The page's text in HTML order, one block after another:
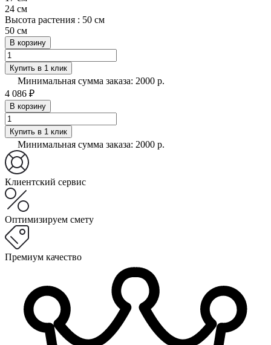
24 см
Высота растения : 50 см
50 см
В корзину
Купить в 1 клик
Минимальная сумма заказа: 2000 р.
4 086 ₽
В корзину
Купить в 1 клик
Минимальная сумма заказа: 2000 р.
Клиентский сервис
Оптимизируем смету
Премиум качество